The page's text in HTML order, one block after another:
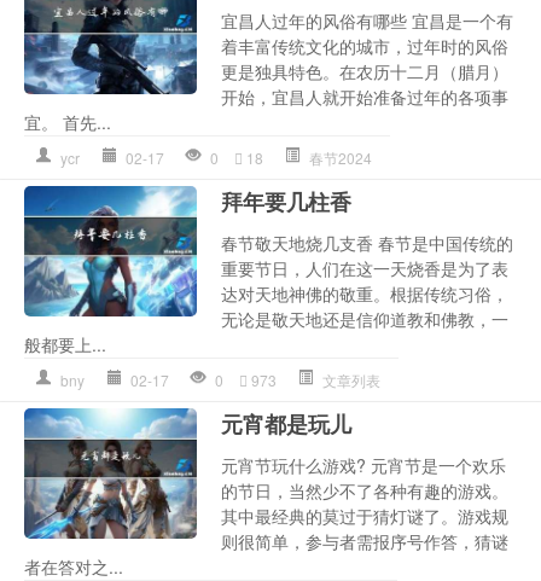
宜昌人过年的风俗有哪些 宜昌是一个有
着丰富传统文化的城市，过年时的风俗
更是独具特色。在农历十二月（腊月）
开始，宜昌人就开始准备过年的各项事
宜。 首先...
ycr 02-17 0 18 春节2024
拜年要几柱香
春节敬天地烧几支香 春节是中国传统的
重要节日，人们在这一天烧香是为了表
达对天地神佛的敬重。根据传统习俗，
无论是敬天地还是信仰道教和佛教，一
般都要上...
bny 02-17 0 973 文章列表
元宵都是玩儿
元宵节玩什么游戏? 元宵节是一个欢乐
的节日，当然少不了各种有趣的游戏。
其中最经典的莫过于猜灯谜了。游戏规
则很简单，参与者需报序号作答，猜谜
者在答对之...